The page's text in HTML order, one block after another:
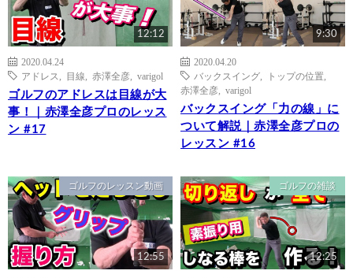
12:12
2020.04.24
アドレス
目線 赤澤全彦 varigol
ゴルフのアドレスは目線が大
事！｜赤澤全彦プロのレッス
ン #17
9:30
2020.04.20
バックスイング
トップの位置
赤澤全彦
varigol
バックスイング「力の線」に
ついて解説｜赤澤全彦プロの
レッスン #16
ゴルフのレッスン動画
12:55
ゴルフの雑談
12:25